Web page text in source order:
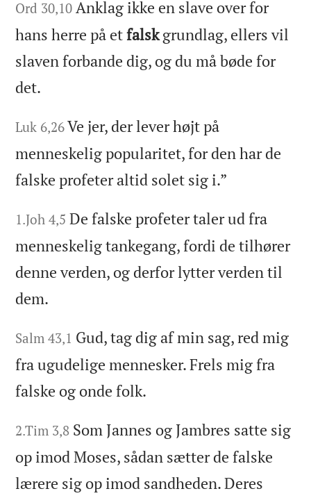
Ord 30,10 Anklag ikke en slave over for
hans herre på etfalskgrundlag, ellers vil
slaven forbande dig, og du må bøde for
det.
Luk 6,26Ve jer, der lever højt på
menneskelig popularitet, for den har de
falske profeter altid solet sig i.”
1.Joh 4,5 De falske profeter taler ud fra
menneskelig tankegang, fordi de tilhører
denne verden, og derfor lytter verden til
dem.
Salm 43,1 Gud, tag dig af min sag, red mig
fra ugudelige mennesker. Frels mig fra
falske og onde folk.
2.Tim 3,8 Som Jannes og Jambres satte sig
op imod Moses, sådan sætter de falske
lærere sig op imod sandheden. Deres